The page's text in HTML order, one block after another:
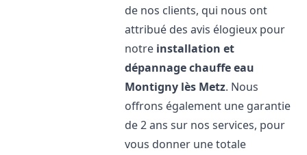
de nos clients, qui nous ont
attribué des avis élogieux pour
notre installation et
dépannage chauffe eau
Montigny lès Metz. Nous
offrons également une garantie
de 2 ans sur nos services, pour
vous donner une totale